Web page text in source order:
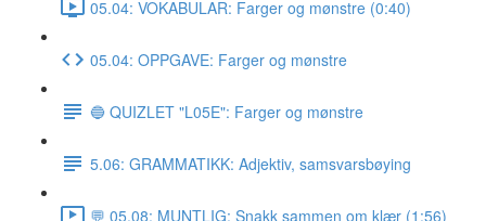
05.04: VOKABULAR: Farger og mønstre (0:40)
05.04: OPPGAVE: Farger og mønstre
🔵 QUIZLET "L05E": Farger og mønstre
5.06: GRAMMATIKK: Adjektiv, samsvarsbøying
💬 05.08: MUNTLIG: Snakk sammen om klær (1:56)